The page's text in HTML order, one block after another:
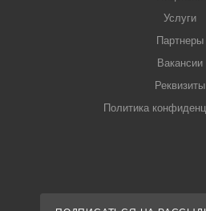
Услуги
Партнеры
Вакансии
Реквизиты
Политика